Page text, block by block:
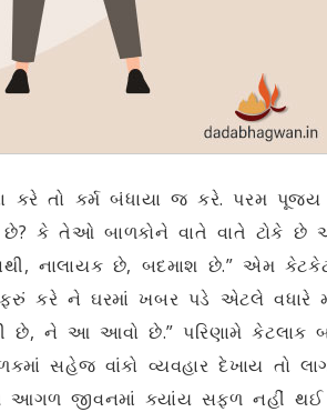
કરે તો કર્મ બંધાયા જ કરે. પરમ પૂજ્ય
કે તેઓ બાળકોને વાતે વાતે ટોકે છે
નાલાયક છે, બદમાશ છે.” એમ
કરે ને ઘરમાં ખબર પડે એટલે વધારે
ને આ આવો છે.” પરિણામે કેટલાક
સહેજ વાંકો વ્યવહાર દેખાય તો
આગળ જીવનમાં ક્યાંય સફળ નહીં